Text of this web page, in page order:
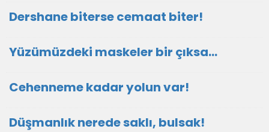
Dershane biterse cemaat biter!
Yüzümüzdeki maskeler bir çıksa…
Cehenneme kadar yolun var!
Düşmanlık nerede saklı, bulsak!